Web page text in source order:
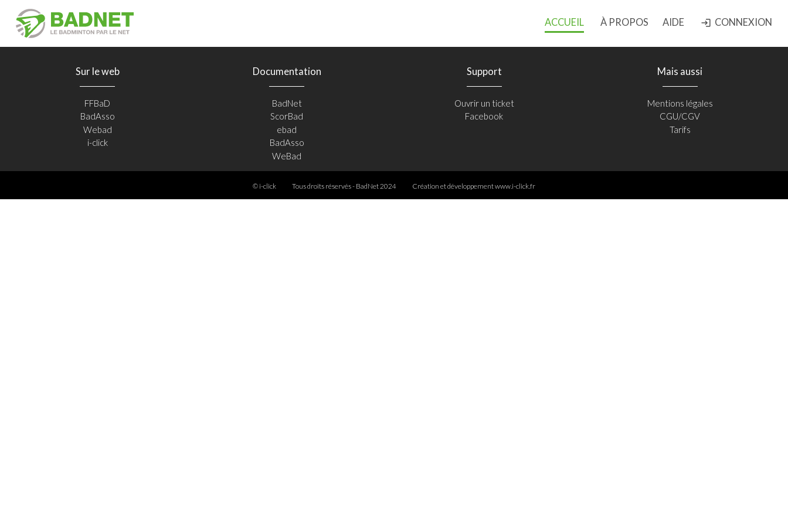
ACCUEIL À PROPOS AIDE login CONNEXION
Sur le web
FFBaD
BadAsso
Webad
i-click
Documentation
BadNet
ScorBad
ebad
BadAsso
WeBad
Support
Ouvrir un ticket
Facebook
Mais aussi
Mentions légales
CGU/CGV
Tarifs
© i-click Tous droits réservés - BadNet 2024 Création et développementwww.i-click.fr